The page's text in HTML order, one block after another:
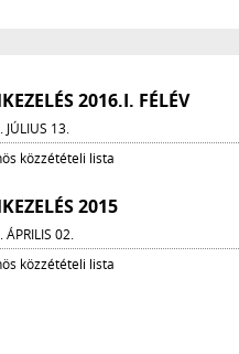
2016.I. FÉLÉV
JÚLIUS 13.
közzétételi lista
2015
ÁPRILIS 02.
közzétételi lista